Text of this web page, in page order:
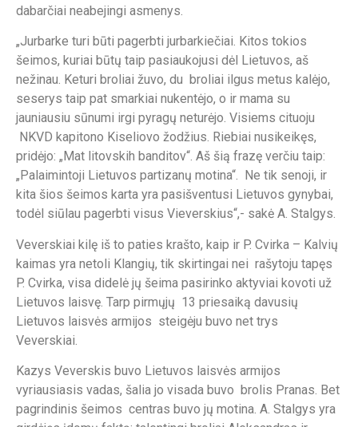
dabarčiai neabejingi asmenys.
„Jurbarke turi būti pagerbti jurbarkiečiai. Kitos tokios
šeimos, kuriai būtų taip pasiaukojusi dėl Lietuvos, aš
nežinau. Keturi broliai žuvo, du broliai ilgus metus kalėjo,
seserys taip pat smarkiai nukentėjo, o ir mama su
jauniausiu sūnumi irgi pyragų neturėjo. Visiems cituoju
NKVD kapitono Kiseliovo žodžius. Riebiai nusikeikęs,
pridėjo: „Mat litovskih banditov“. Aš šią frazę verčiu taip:
„Palaimintoji Lietuvos partizanų motina“. Ne tik senoji, ir
kita šios šeimos karta yra pasišventusi Lietuvos gynybai,
todėl siūlau pagerbti visus Vieverskius“,- sakė A. Stalgys.
Veverskiai kilę iš to paties krašto, kaip ir P. Cvirka – Kalvių
kaimas yra netoli Klangių, tik skirtingai nei rašytoju tapęs
P. Cvirka, visa didelė jų šeima pasirinko aktyviai kovoti už
Lietuvos laisvę. Tarp pirmųjų 13 priesaiką davusių
Lietuvos laisvės armijos steigėju buvo net trys
Veverskiai.
Kazys Veverskis buvo Lietuvos laisvės armijos
vyriausiasis vadas, šalia jo visada buvo brolis Pranas. Bet
pagrindinis šeimos centras buvo jų motina. A. Stalgys yra